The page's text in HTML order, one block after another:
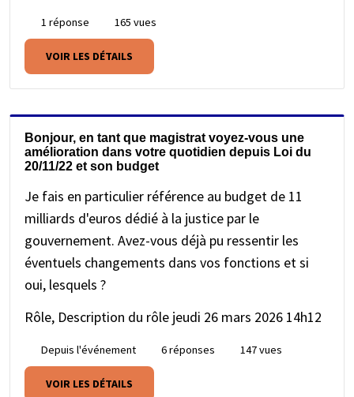
1 réponse 165 vues
VOIR LES DÉTAILS
Bonjour, en tant que magistrat voyez-vous une
amélioration dans votre quotidien depuis Loi du
20/11/22 et son budget
Je fais en particulier référence au budget de 11
milliards d'euros dédié à la justice par le
gouvernement. Avez-vous déjà pu ressentir les
éventuels changements dans vos fonctions et si
oui, lesquels ?
Rôle, Description du rôle jeudi 26 mars 2026 14h12
Depuis l'événement 6 réponses 147 vues
VOIR LES DÉTAILS